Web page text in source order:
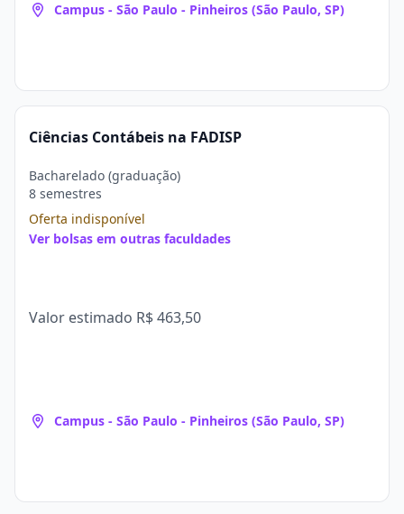
Campus - São Paulo - Pinheiros (São Paulo, SP)
Ciências Contábeis na FADISP
Bacharelado (graduação)
8 semestres
Oferta indisponível
Ver bolsas em outras faculdades
Valor estimado R$ 463,50
Campus - São Paulo - Pinheiros (São Paulo, SP)